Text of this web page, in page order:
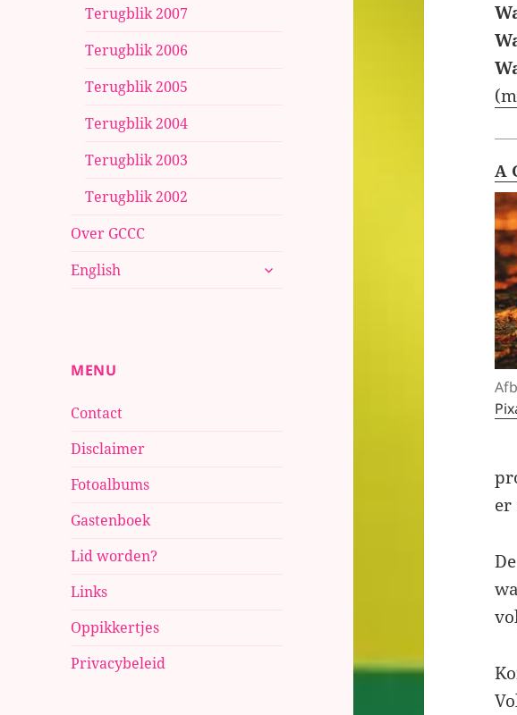
Terugblik 2007
Terugblik 2006
Terugblik 2005
Terugblik 2004
Terugblik 2003
Terugblik 2002
Over GCCC
English
submenu
MENU
Contact
Disclaimer
Fotoalbums
Gastenboek
Lid worden?
Links
Oppikkertjes
Privacybeleid
A
er